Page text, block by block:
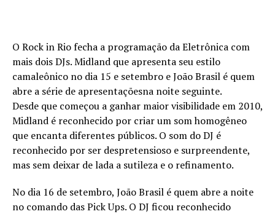
O Rock in Rio fecha a programação da Eletrônica com
mais dois DJs. Midland que apresenta seu estilo
camaleônico no dia 15 e setembro e João Brasil é quem
abre a série de apresentaçõesna noite seguinte.
Desde que começou a ganhar maior visibilidade em 2010,
Midland é reconhecido por criar um som homogêneo
que encanta diferentes públicos. O som do DJ é
reconhecido por ser despretensioso e surpreendente,
mas sem deixar de lada a sutileza e o refinamento.
No dia 16 de setembro, João Brasil é quem abre a noite
no comando das Pick Ups. O DJ ficou reconhecido